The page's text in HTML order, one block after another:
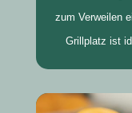
zum Verweilen
Grillplatz ist